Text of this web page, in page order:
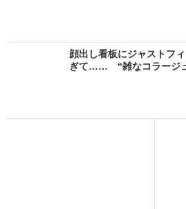
顔出し看板にジャストフ
ぎて…… “雑なコラージ